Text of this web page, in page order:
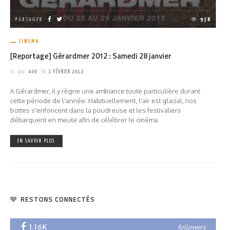
PARTAGER 938
CINÉMA
[Reportage] Gérardmer 2012 : Samedi 28 janvier
par 406 le 1 FÉVRIER 2012
A Gérardmer, il y règne une ambiance toute particulière durant
cette période de l'année. Habituellement, l'air est glacial, nos
bottes s'enfoncent dans la poudreuse et les festivaliers
débarquent en meute afin de célébrer le cinéma
EN SAVOIR PLUS
RESTONS CONNECTÉS
1.16K followers